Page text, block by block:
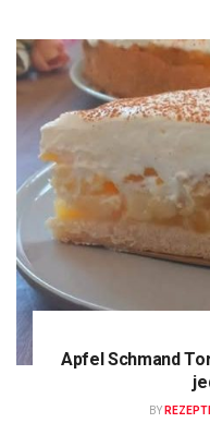
Apfel Schmand
BY